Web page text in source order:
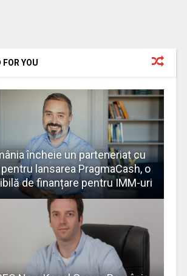
YOU
încheie un parteneriat cu
lansarea PragmaCash, o
de finanțare pentru IMM-uri